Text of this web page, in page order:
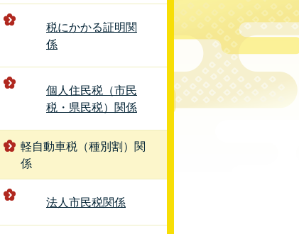
税にかかる証明関
係
個人住民税（市民
税・県民税）関係
軽自動車税（種別割）関
係
法人市民税関係